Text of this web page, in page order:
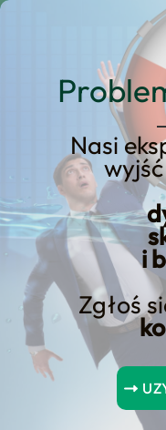
Nasi
i
Zgłoś
Przejdź
KREDYT123.PL –
Kredyt
Szukasz
kredyt w
szukasz
prowadzimy w